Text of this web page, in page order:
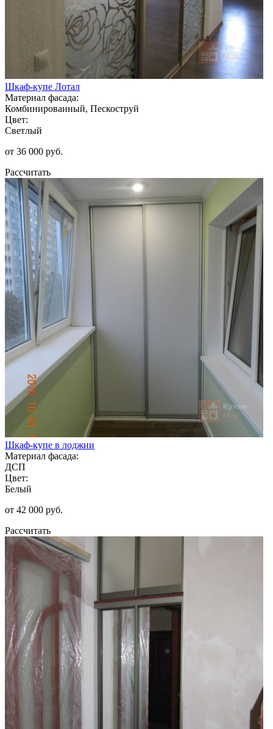
Шкаф-купе Лотал
Материал фасада:
Комбинированный, Пескоструй
Цвет:
Светлый
от 36 000 руб.
Рассчитать
Шкаф-купе в лоджии
Материал фасада:
ДСП
Цвет:
Белый
от 42 000 руб.
Рассчитать